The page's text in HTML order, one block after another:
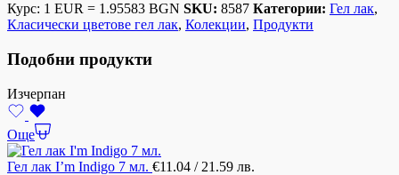
Курс: 1 EUR = 1.95583 BGN SKU: 8587 Категории: Гел лак,
Класически цветове гел лак, Колекции, Продукти
Подобни продукти
Изчерпан
Още
Гел лак I’m Indigo 7 мл. €11.04 / 21.59 лв.